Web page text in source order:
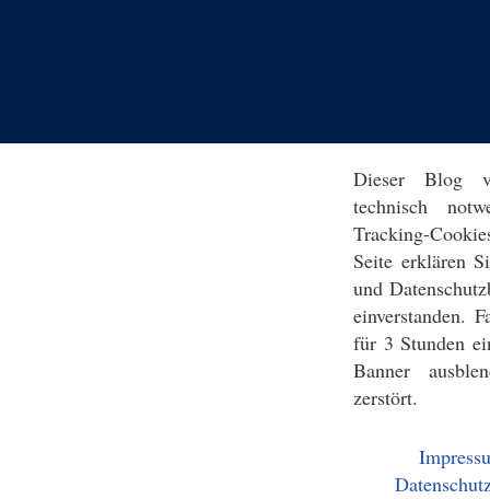
Dieser Blog
technisch
Tracking-
Seite erklären
und
einverstanden.
für 3 Stunden
Banner
zerstört.